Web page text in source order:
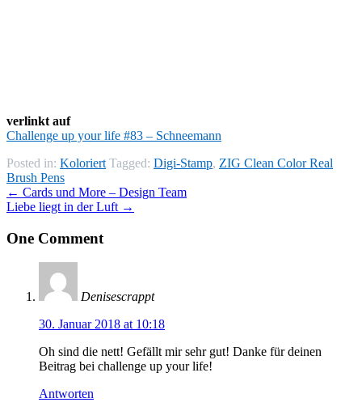
verlinkt auf
Challenge up your life #83 – Schneemann
Posted in: Koloriert Tagged: Digi-Stamp, ZIG Clean Color Real
Brush Pens
← Cards und More – Design Team
Liebe liegt in der Luft →
One Comment
Denisescrappt
30. Januar 2018 at 10:18
Oh sind die nett! Gefällt mir sehr gut! Danke für deinen
Beitrag bei challenge up your life!
Antworten